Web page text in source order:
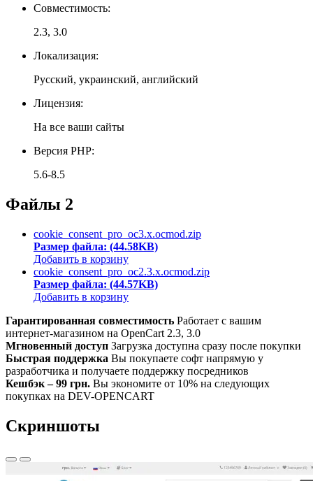
Совместимость:
2.3, 3.0
Локализация:
Русский, украинский, английский
Лицензия:
На все ваши сайты
Версия PHP:
5.6-8.5
Файлы 2
cookie_consent_pro_oc3.x.ocmod.zip
Размер файла: (44.58KB)
Добавить в корзину
cookie_consent_pro_oc2.3.x.ocmod.zip
Размер файла: (44.57KB)
Добавить в корзину
Гарантированная совместимость Работает с вашим
интернет-магазином на OpenCart 2.3, 3.0
Мгновенный доступ Загрузка доступна сразу после покупки
Быстрая поддержка Вы покупаете софт напрямую у
разработчика и получаете поддержку посредников
Кешбэк – 99 грн. Вы экономите от 10% на следующих
покупках на DEV-OPENCART
Скриншоты